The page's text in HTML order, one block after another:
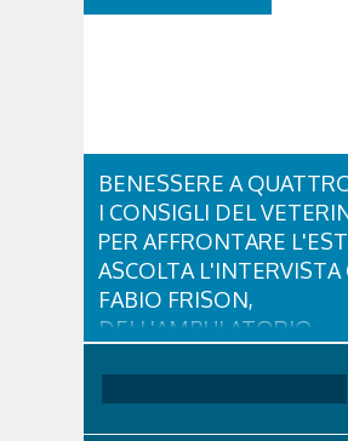
BENESSERE A
I CONSIGLI DEL
PER AFFRONTARE
ASCOLTA L'INTERVISTA
FABIO FRISON,
DELL'AMBULATORIO
per: